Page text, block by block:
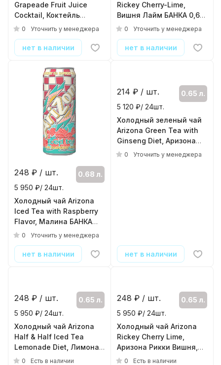
Grapeade Fruit Juice
Cocktail, Коктейль
Виноградный сок, 0.68л,
( 24шт./уп. )
0 Уточнить у менеджера
нет в наличии
Rickey Cherry-Lime,
Вишня Лайм БАНКА 0,68
л 0 Уточнить у менеджера
нет в наличии
248 ₽ / шт.
0.68 л.
5 950 ₽/ 24шт.
Холодный чай Arizona
Iced Tea with Raspberry
Flavor, Малина БАНКА
0,68 л
0 Уточнить у менеджера
нет в наличии
( 24шт./уп. )
нет в наличии
248 ₽ / шт.
0.65 л.
5 950 ₽/ 24шт.
Холодный чай Arizona
Rickey Cherry Lime,
Аризона Рикки Вишня,
Лайм 0.65л, банка
0 Есть в наличии